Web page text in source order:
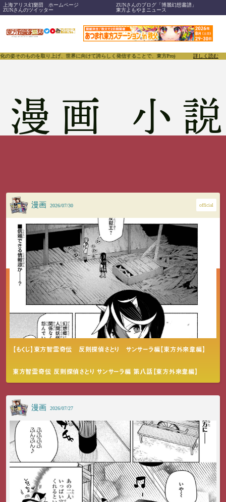
上海アリス幻樂団 ホームページ
ZUNさんのブログ「博麗幻想書譜」
ZUNさんのツイッター
東方よもやまニュース
て誇らしく発信することで、東方Projectのみならず「同人文化」そのものをさらに刺激する媒
詳しく読む
漫画 小
漫画 2026/07/30 official
【もくじ】東方智霊奇伝 反則探偵さとり サンサーラ編【東方外來韋編】
東方智霊奇伝 反則探偵さとり サンサーラ編 第八話【東方外來韋編】
漫画 2026/07/27